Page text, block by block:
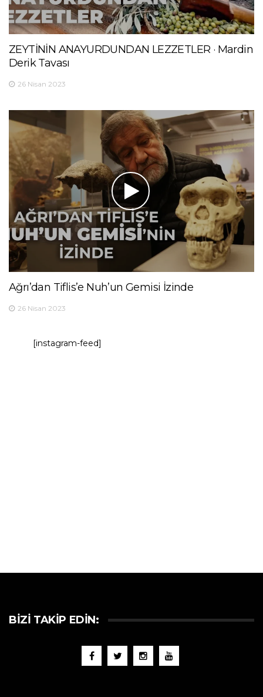
ZEYTİNİN ANAYURDUNDAN LEZZETLER · Mardin
Derik Tavası
26 Nisan 2023
Ağrı’dan Tiflis’e Nuh’un Gemisi İzinde
26 Nisan 2023
[instagram-feed]
BIZI TAKIP EDIN: